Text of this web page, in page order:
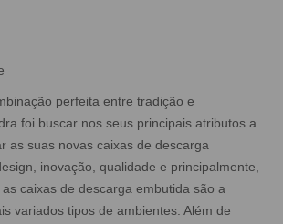
perfeita entre tradição e
foi buscar nos seus principais atributos a
as suas novas caixas de descarga
inovação, qualidade e principalmente,
caixas de descarga embutida são a
variados tipos de ambientes. Além de